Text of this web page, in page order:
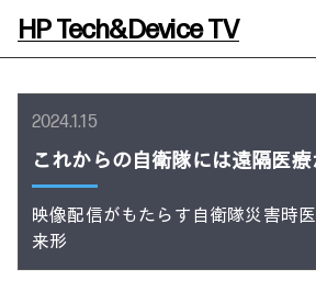
HP Tech&Device TV
全てのコンテンツ
製品トレンド & レビュー
サイバーセキュリティ
教育とテクノロジー
イベントレ
AIワークス
ご相談
2024.1.15
これからの自衛隊には遠隔医
映像配信がもたらす自衛隊災害時
来形